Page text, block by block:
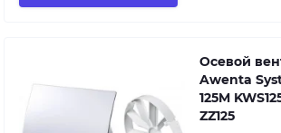
Осевой
Awenta
125M
ZZ125